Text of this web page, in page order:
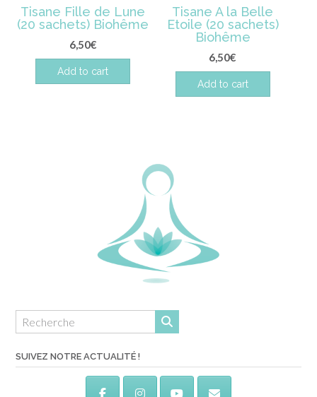
Tisane Fille de Lune
(20 sachets) Biohême
6,50€
Add to cart
Tisane A la Belle
Etoile (20 sachets)
Biohême
6,50€
Add to cart
SUIVEZ NOTRE ACTUALITÉ !